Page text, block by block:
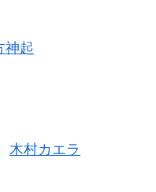
神起
木村カエラ